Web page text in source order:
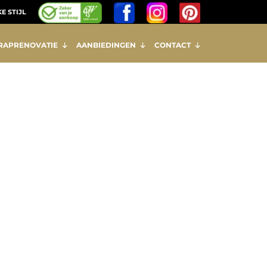
STIJL
AANBIEDINGEN CONTACT